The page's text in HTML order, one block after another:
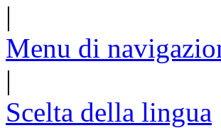
|
Menu di
|
Scelta della lingua